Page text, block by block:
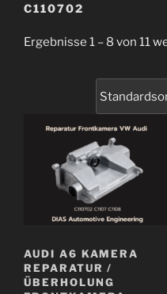
C110702
Ergebnisse 1 – 8 von 11
AUDI A6 KAMERA
REPARATUR /
ÜBERHOLUNG